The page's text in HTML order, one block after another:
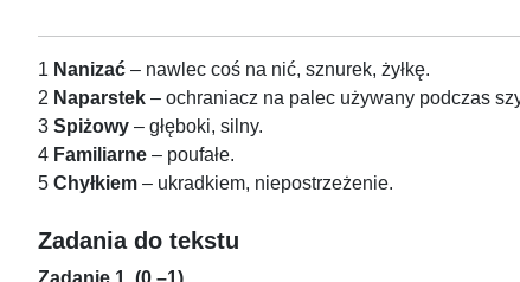
1 Nanizać – nawlec coś na nić, sznurek, żyłkę.
2 Naparstek – ochraniacz na palec używany podczas
3 Spiżowy – głęboki, silny.
4 Familiarne – poufałe.
5 Chyłkiem – ukradkiem, niepostrzeżenie.
Zadania do tekstu